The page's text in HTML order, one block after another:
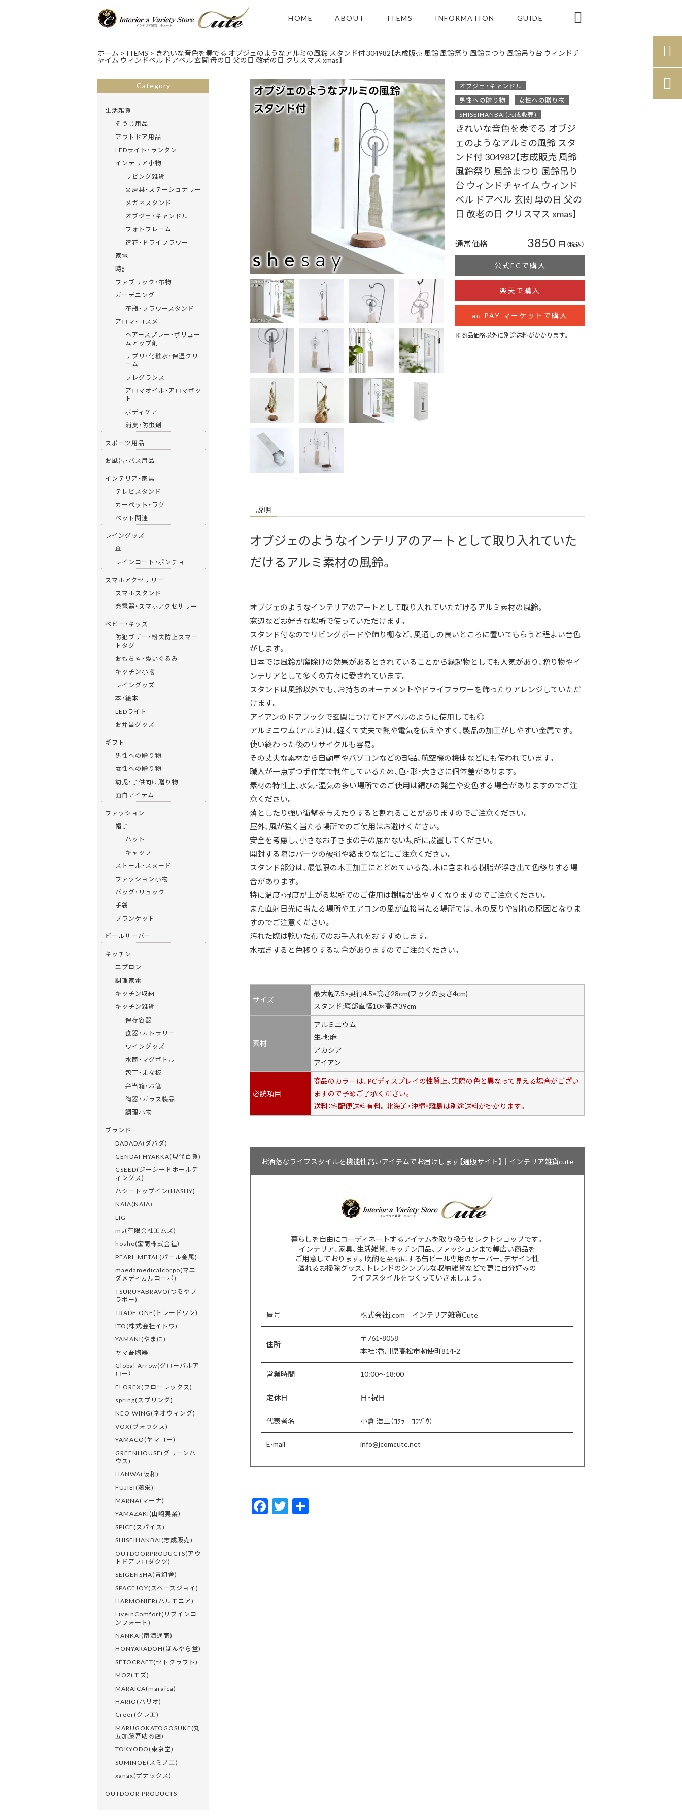
HOME ABOUT ITEMS INFORMATION GUIDE 
ホーム > ITEMS > きれいな音色を奏でる オブジェのようなアルミの風鈴 スタンド付 304982【志成販売 風鈴 風鈴祭り 風鈴まつり 風鈴吊り台 ウィンドチ
ャイム ウィンドベル ドアベル 玄関 母の日 父の日 敬老の日 クリスマス xmas】
オブジェ・キャンドル
男性への贈り物
女性への贈り物
SHISEIHANBAI(志成販売)
きれいな音色を奏でる オブジ
ェのようなアルミの風鈴 スタ
ンド付 304982【志成販売 風鈴
風鈴祭り 風鈴まつり 風鈴吊り
台 ウィンドチャイム ウィンド
ベル ドアベル 玄関 母の日 父の
日 敬老の日 クリスマス xmas】
通常価格 3850 円 （税込）
公式ECで購入
楽天で購入
au PAY マーケットで購入
※商品価格以外に別途送料がかかります。
説明
オブジェのようなインテリアのアートとして取り入れていた
だけるアルミ素材の風鈴。
オブジェのようなインテリアのアートとして取り入れていただけるアルミ素材の風鈴。
窓辺などお好きな場所で使っていただけます。
スタンド付なのでリビングボードや飾り棚など、風通しの良いところに置いてもらうと程よい音色
がします。
日本では風鈴が魔除けの効果があるとされていることから縁起物としても人気があり、贈り物やイ
ンテリアとして多くの方々に愛されています。
スタンドは風鈴以外でも、お持ちのオーナメントやドライフラワーを飾ったりアレンジしていただ
けます。
アイアンのドアフックで玄関につけてドアベルのように使用しても◎
アルミニウム（アルミ）は、軽くて丈夫で熱や電気を伝えやすく、製品の加工がしやすい金属です。
使い終わった後のリサイクルも容易。
その丈夫な素材から自動車やパソコンなどの部品、航空機の機体などにも使われています。
職人が一点ずつ手作業で制作しているため、色・形・大きさに個体差があります。
素材の特性上、水気・湿気の多い場所でのご使用は錆びの発生や変色する場合がありますのでご注
意ください。
落としたり強い衝撃を与えたりすると割れることがありますのでご注意ください。
屋外、風が強く当たる場所でのご使用はお避けください。
安全を考慮し、小さなお子さまの手の届かない場所に設置してください。
開封する際はパーツの破損や絡まりなどにご注意ください。
スタンド部分は、最低限の木工加工にとどめている為、木に含まれる樹脂が浮き出て色移りする場
合があります。
特に温度・湿度が上がる場所でのご使用は樹脂が出やすくなりますのでご注意ください。
また直射日光に当たる場所やエアコンの風が直接当たる場所では、木の反りや割れの原因となりま
すのでご注意ください。
汚れた際は乾いた布でのお手入れをおすすめします。
水拭きすると色移りする場合がありますのでご注意ください。
サイズ
最大幅7.5×奥行4.5×高さ28cm(フックの長さ4cm)
スタンド:底部直径10×高さ39cm
素材
アルミニウム
生地:麻
アカシア
アイアン
必読項目
商品のカラーは、PCディスプレイの性質上、実際の色と異なって見える場合がござい
ますので予めご了承ください。
送料：宅配便送料有料。北海道・沖縄・離島は別途送料が掛かります。
お洒落なライフスタイルを機能性高いアイテムでお届けします【通販サイト】｜インテリア雑貨cute
暮らしを自由にコーディネートするアイテムを取り扱うセレクトショップです。
インテリア、家具、生活雑貨、キッチン用品、ファッションまで幅広い商品を
ご用意しております。晩酌を至福にする缶ビール専用のサーバー、デザイン性
溢れるお掃除グッズ、トレンドのシンプルな収納雑貨などで更に自分好みの
ライフスタイルをつくっていきましょう。
屋号 株式会社j.com インテリア雑貨Cute
住所
〒761-8058
本社：香川県高松市勅使町814-2
営業時間 10:00〜18:00
定休日 日・祝日
代表者名 小倉 浩三（ｺｸﾗ ｺｳｿﾞｳ）
E-mail info@jcomcute.net
F
ac
T
w
Category
生活雑貨
そうじ用品
アウトドア用品
LEDライト・ランタン
インテリア小物
リビング雑貨
文房具・ステーショナリー
メガネスタンド
オブジェ・キャンドル
フォトフレーム
造花・ドライフラワー
家電
時計
ファブリック・布物
ガーデニング
花瓶・フラワースタンド
アロマ・コスメ
ヘアースプレー・ボリュー
ムアップ剤
サプリ・化粧水・保湿クリ
ーム
フレグランス
アロマオイル・アロマポッ
ト
ボディケア
消臭・防虫剤
スポーツ用品
お風呂・バス用品
インテリア・家具
テレビスタンド
カーペット・ラグ
ペット関連
レイングッズ
傘
レインコート・ポンチョ
スマホアクセサリー
スマホスタンド
充電器・スマホアクセサリー
ベビー・キッズ
防犯ブザー・紛失防止スマー
トタグ
おもちゃ・ぬいぐるみ
キッチン小物
レイングッズ
本・絵本
LEDライト
お弁当グッズ
ギフト
男性への贈り物
女性への贈り物
幼児・子供向け贈り物
面白アイテム
ファッション
帽子
ハット
キャップ
ストール・スヌード
ファッション小物
バッグ・リュック
手袋
ブランケット
ビールサーバー
キッチン
エプロン
調理家電
キッチン収納
キッチン雑貨
保存容器
食器・カトラリー
ワイングッズ
水筒・マグボトル
包丁・まな板
弁当箱・お箸
陶器・ガラス製品
調理小物
ブランド
DABADA(ダバダ)
GENDAI HYAKKA(現代百貨)
GSEED(ジーシードホールデ
ィングス)
ハシートップイン(HASHY)
NAIA(NAIA)
LIG
ms(有限会社エムズ)
hosho(宝商株式会社)
PEARL METAL(パール金属)
maedamedicalcorpo(マエ
ダメディカルコーポ)
TSURUYABRAVO(つるやブ
ラボー)
TRADE ONE(トレードワン)
ITO(株式会社イトウ)
YAMANI(やまに)
ヤマ吾陶器
Global Arrow(グローバルア
ロー）
FLOREX(フローレックス)
spring(スプリング)
NEO WING(ネオウィング)
VOX(ヴォウクス)
YAMACO(ヤマコー)
GREENHOUSE(グリーンハ
ウス)
HANWA(阪和)
FUJIEI(藤栄)
MARNA(マーナ)
YAMAZAKI(山崎実業)
SPICE(スパイス)
SHISEIHANBAI(志成販売)
OUTDOORPRODUCTS(アウ
トドアプロダクツ)
SEIGENSHA(青幻舎)
SPACEJOY(スペースジョイ)
HARMONIER(ハルモニア)
LiveinComfort(リブインコ
ンフォート)
NANKAI(南海通商)
HONYARADOH(ほんやら堂)
SETOCRAFT(セトクラフト)
MOZ(モズ)
MARAICA(maraica)
HARIO(ハリオ)
Creer(クレエ)
MARUGOKATOGOSUKE(丸
五加藤吾助商店)
TOKYODO(東京堂)
SUMINOE(スミノエ)
xanax(ザナックス)
OUTDOOR PRODUCTS

